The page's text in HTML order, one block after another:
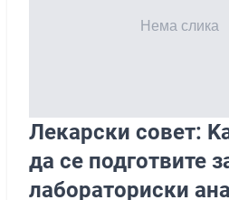
Лeкарски совет:
да се подготвите
лабораториски